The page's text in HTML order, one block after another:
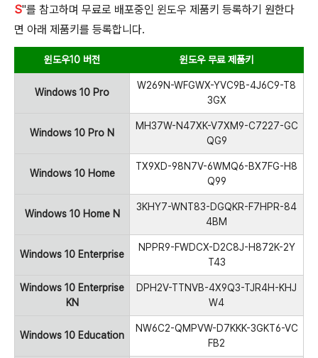
S"를 참고하며 무료로 배포중인 윈도우 제품키 등록하기 원한다
면 아래 제품키를 등록합니다.
윈도우10 버전 윈도우 무료 제품키
Windows 10 Pro
W269N-WFGWX-YVC9B-4J6C9-T8
3GX
Windows 10 Pro N
MH37W-N47XK-V7XM9-C7227-GC
QG9
Windows 10 Home
TX9XD-98N7V-6WMQ6-BX7FG-H8
Q99
Windows 10 Home N
3KHY7-WNT83-DGQKR-F7HPR-84
4BM
Windows 10 Enterprise
NPPR9-FWDCX-D2C8J-H872K-2Y
T43
Windows 10 Enterprise
KN
DPH2V-TTNVB-4X9Q3-TJR4H-KHJ
W4
Windows 10 Education
NW6C2-QMPVW-D7KKK-3GKT6-VC
FB2